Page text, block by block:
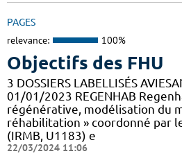
PAGES
relevance: 100%
Objectifs des FHU
3 DOSSIERS LABELLISÉS
01/01/2023 REGENHAB
régénérative, modélisation du
réhabilitation » coordonné par le
(IRMB, U1183) e
22/03/2024 11:06